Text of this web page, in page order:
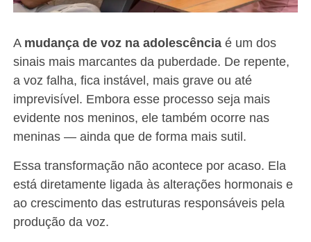
A mudança de voz na adolescênciaé um dos
sinais mais marcantes da puberdade. De repente,
a voz falha, fica instável, mais grave ou até
imprevisível. Embora esse processo seja mais
evidente nos meninos, ele também ocorre nas
meninas — ainda que de forma mais sutil.
Essa transformação não acontece por acaso. Ela
está diretamente ligada às alterações hormonais e
ao crescimento das estruturas responsáveis pela
produção da voz.